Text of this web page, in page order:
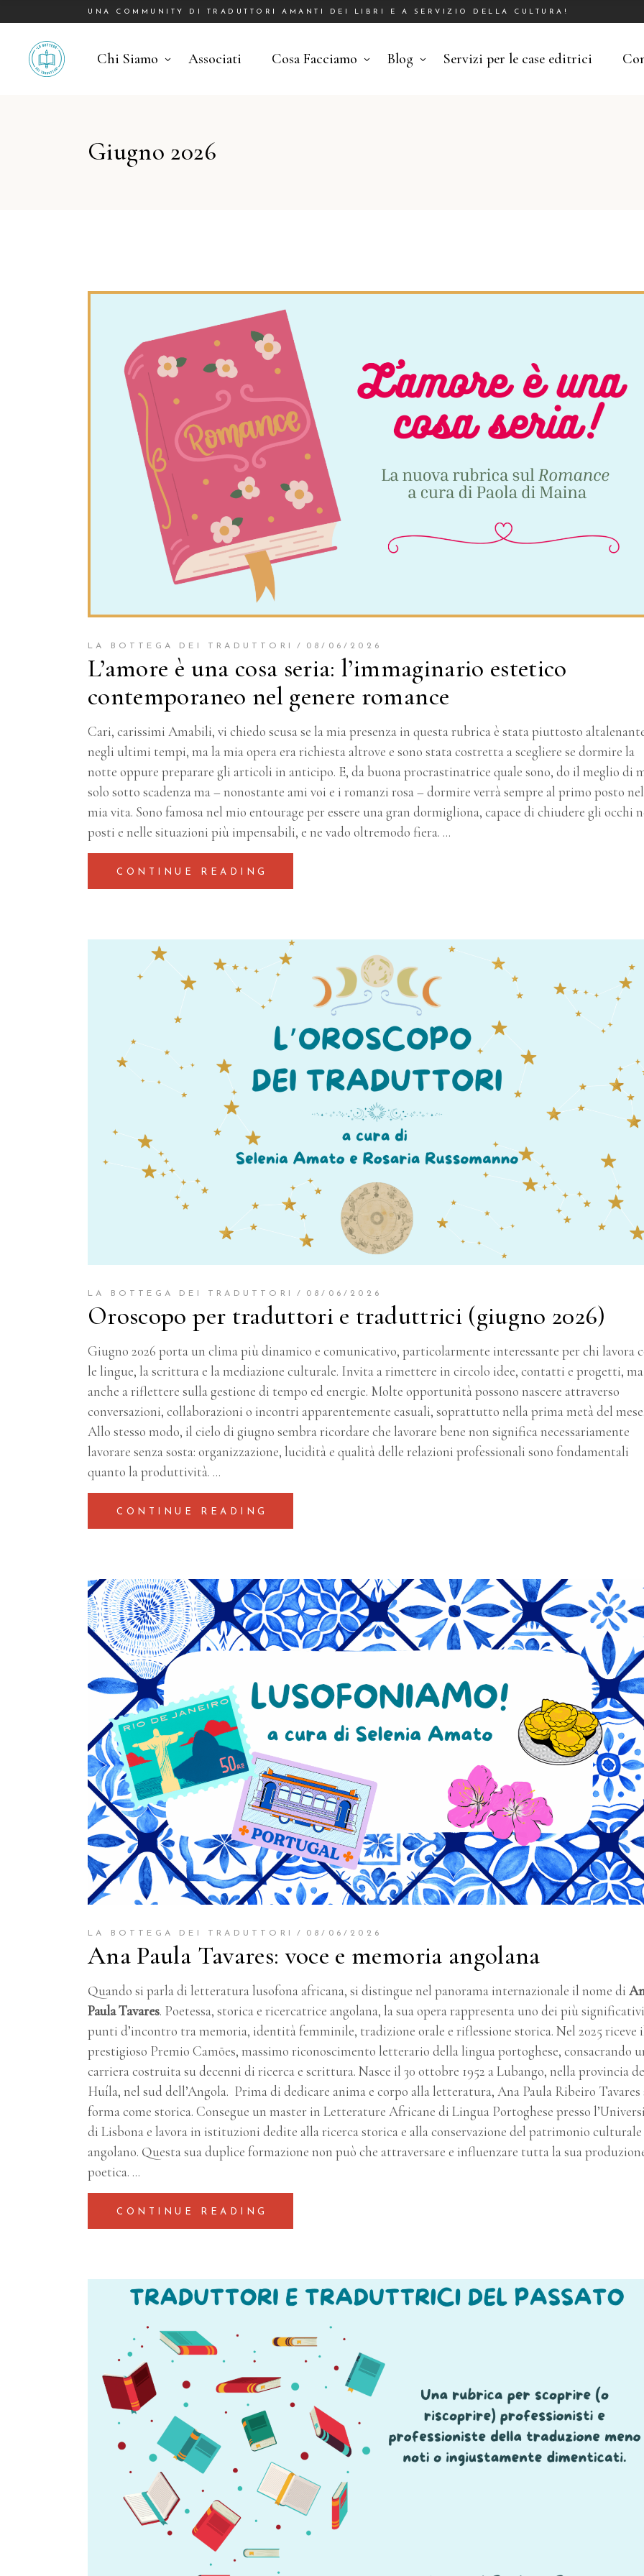
UNA COMMUNITY DI TRADUTTORI AMANTI DEI LIBRI E A SERVIZIO DELLA CULTURA!
Chi Siamo Associati Cosa Facciamo Blog Servizi per le case editrici
Giugno 2026
LA BOTTEGA DEI TRADUTTORI 08/06/2026
L’amore è una cosa seria: l’immaginario estetico
contemporaneo nel genere romance
Cari, carissimi Amabili, vi chiedo scusa se la mia presenza in questa rubrica è stata piuttosto
negli ultimi tempi, ma la mia opera era richiesta altrove e sono stata costretta a scegliere se dormire la
notte oppure preparare gli articoli in anticipo. E, da buona procrastinatrice quale sono, do il meglio di
solo sotto scadenza ma – nonostante ami voi e i romanzi rosa – dormire verrà sempre al primo posto
mia vita. Sono famosa nel mio entourage per essere una gran dormigliona, capace di chiudere gli occhi
posti e nelle situazioni più impensabili, e ne vado oltremodo fiera.
CONTINUE READING
LA BOTTEGA DEI TRADUTTORI 08/06/2026
Oroscopo per traduttori e traduttrici (giugno 2026)
Giugno 2026 porta un clima più dinamico e comunicativo, particolarmente interessante per chi lavora
le lingue, la scrittura e la mediazione culturale. Invita a rimettere in circolo idee, contatti e progetti, ma
anche a riflettere sulla gestione di tempo ed energie. Molte opportunità possono nascere attraverso
conversazioni, collaborazioni o incontri apparentemente casuali, soprattutto nella prima metà del mese.
Allo stesso modo, il cielo di giugno sembra ricordare che lavorare bene non significa necessariamente
lavorare senza sosta: organizzazione, lucidità e qualità delle relazioni professionali sono fondamentali
quanto la produttività.
CONTINUE READING
LA BOTTEGA DEI TRADUTTORI 08/06/2026
Ana Paula Tavares: voce e memoria angolana
Quando si parla di letteratura lusofona africana, si distingue nel panorama internazionale il nome di
Paula Tavares. Poetessa, storica e ricercatrice angolana, la sua opera rappresenta uno dei più significativi
punti d’incontro tra memoria, identità femminile, tradizione orale e riflessione storica. Nel 2025 riceve
prestigioso Premio Camões, massimo riconoscimento letterario della lingua portoghese, consacrando
carriera costruita su decenni di ricerca e scrittura. Nasce il 30 ottobre 1952 a Lubango, nella provincia
Huíla, nel sud dell’Angola. Prima di dedicare anima e corpo alla letteratura, Ana Paula Ribeiro Tavares
forma come storica. Consegue un master in Letterature Africane di Lingua Portoghese presso
di Lisbona e lavora in istituzioni dedite alla ricerca storica e alla conservazione del patrimonio culturale
angolano. Questa sua duplice formazione non può che attraversare e influenzare tutta la sua
poetica.
CONTINUE READING